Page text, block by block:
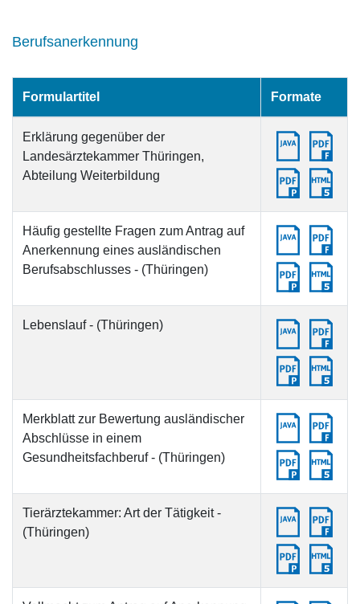
Berufsanerkennung
Formulartitel Formate
Erklärung gegenüber der
Landesärztekammer Thüringen,
Abteilung Weiterbildung
Häufig gestellte Fragen zum Antrag auf
Anerkennung eines ausländischen
Berufsabschlusses - (Thüringen)
Lebenslauf - (Thüringen)
Merkblatt zur Bewertung ausländischer
Abschlüsse in einem
Gesundheitsfachberuf - (Thüringen)
Tierärztekammer: Art der Tätigkeit -
(Thüringen)